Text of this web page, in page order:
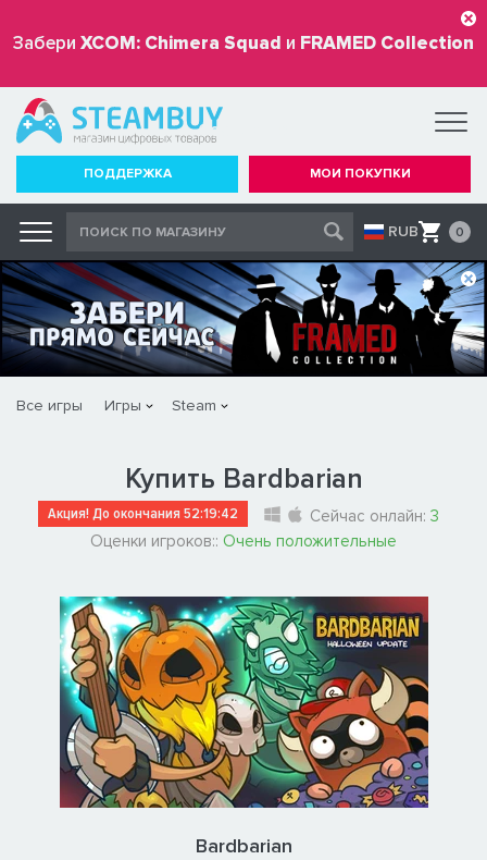
Забери XCOM: Chimera Squad и FRAMED Collection
бесплатно
ПОДДЕРЖКА МОИ ПОКУПКИ
RUB 0
Все игры Игры Steam
Купить Bardbarian
Акция! До окончания52:19:41 Сейчас онлайн: 3
Оценки игроков:: Очень положительные
Bardbarian